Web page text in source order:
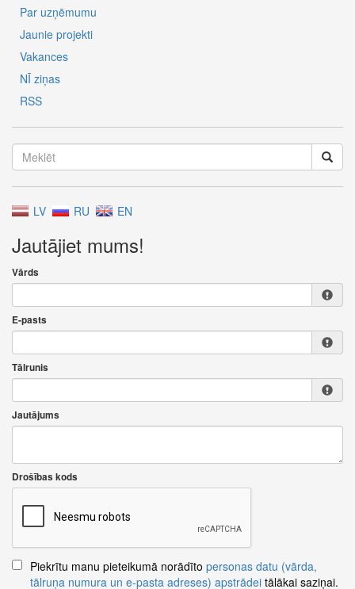
Par uzņēmumu
Jaunie projekti
Vakances
NĪ ziņas
RSS
LV RU EN
Jautājiet mums!
Vārds
E-pasts
Tālrunis
Jautājums
Drošības kods
Piekrītu manu pieteikumā norādīto personas datu (vārda,
tālruņa numura un e-pasta adreses) apstrādei tālākai saziņai.